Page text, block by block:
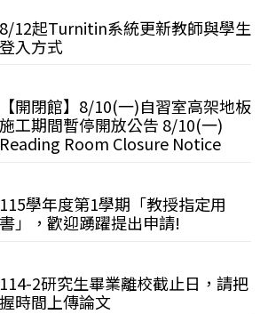
8/12起Turnitin系統更新教師與學生
登入方式
【開閉館】8/10(一)自習室高架地板
施工期間暫停開放公告 8/10(一)
Reading Room Closure Notice
115學年度第1學期「教授指定用
書」，歡迎踴躍提出申請!
114-2研究生畢業離校截止日，請把
握時間上傳論文